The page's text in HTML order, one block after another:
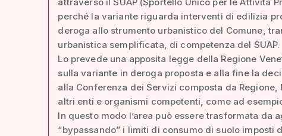
perché la variante riguarda interventi di edilizia
deroga allo strumento urbanistico del Comune,
urbanistica semplificata, di competenza del SUAP.
Lo prevede una apposita legge della Regione
sulla variante in deroga proposta e alla fine la
alla Conferenza dei Servizi composta da
altri enti e organismi competenti, come ad
In questo modo l’area può essere trasformata da
“bypassando” i limiti di consumo di suolo imposti